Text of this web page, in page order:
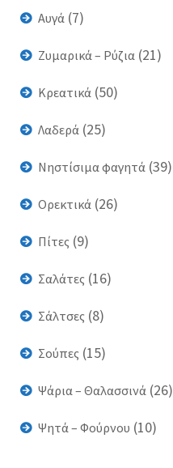
Αυγά (7)
Ζυμαρικά – Ρύζια (21)
Κρεατικά (50)
Λαδερά (25)
Νηστίσιμα φαγητά (39)
Ορεκτικά (26)
Πίτες (9)
Σαλάτες (16)
Σάλτσες (8)
Σούπες (15)
Ψάρια – Θαλασσινά (26)
Ψητά – Φούρνου (10)